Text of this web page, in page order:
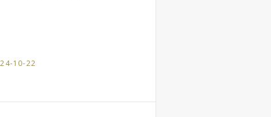
10-22